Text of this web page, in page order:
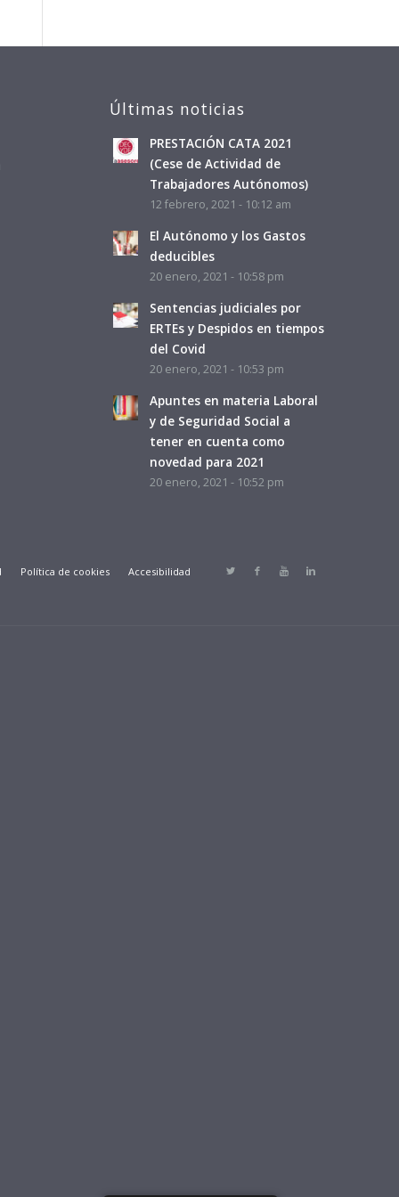
Últimas noticias
PRESTACIÓN CATA 2021
(Cese de Actividad de
Trabajadores Autónomos)
12 febrero, 2021 - 10:12 am
El Autónomo y los Gastos
deducibles
20 enero, 2021 - 10:58 pm
Sentencias judiciales por
ERTEs y Despidos en tiempos
del Covid
20 enero, 2021 - 10:53 pm
Apuntes en materia Laboral
y de Seguridad Social a
tener en cuenta como
novedad para 2021
20 enero, 2021 - 10:52 pm
Política de cookies Accesibilidad